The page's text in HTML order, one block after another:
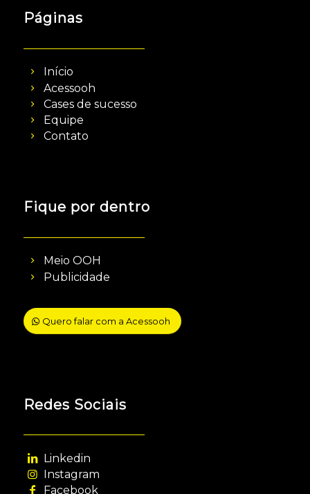
Páginas
Início
Acessooh
Cases de sucesso
Equipe
Contato
Fique por dentro
Meio OOH
Publicidade
Quero falar com a Acessooh
Redes Sociais
Linkedin
Instagram
Facebook